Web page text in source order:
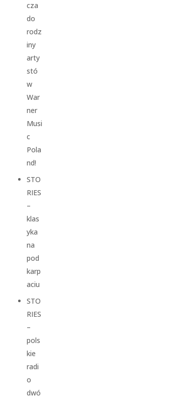
cza
do
rodz
iny
arty
stó
w
War
ner
Musi
c
Pola
nd!
STO
RIES
–
klas
yka
na
pod
karp
aciu
STO
RIES
–
pols
kie
radi
o
dwó